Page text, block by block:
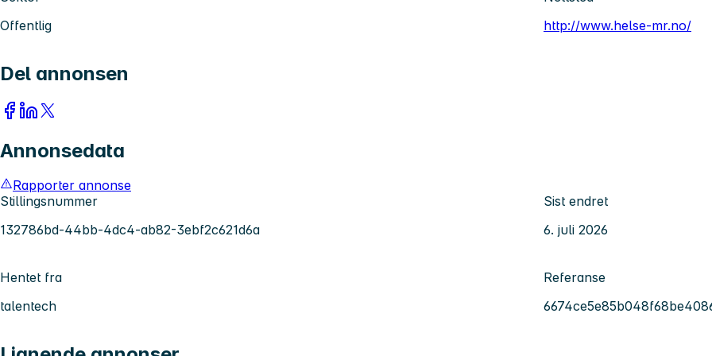
Offentlig
http://www.helse-mr.no/
Del annonsen
Annonsedata
Rapporter annonse
Stillingsnummer
132786bd-44bb-4dc4-ab82-3ebf2c621d6a
Sist endret
6. juli 2026
Hentet fra
talentech
Referanse